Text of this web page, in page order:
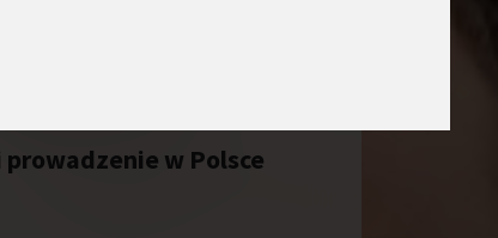
prowadzenie w Polsce